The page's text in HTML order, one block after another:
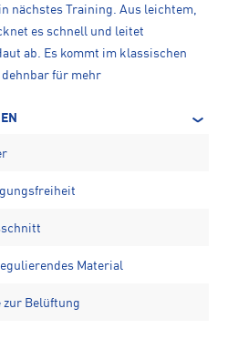
nächstes Training. Aus leichtem,
es schnell und leitet
ab. Es kommt im klassischen
für mehr
Material
zur Belüftung